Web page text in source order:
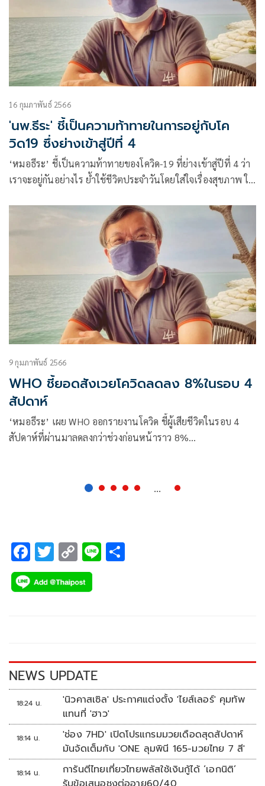
16 กุมภาพันธ์ 2566
'นพ.ธีระ' ชี้เป็นความท้าทายในการอยู่กับโค
วิด19 ซึ่งย่างเข้าสู่ปีที่ 4
‘หมอธีระ’ ชี้เป็นความท้าทายของโควิด-19 ที่ย่างเข้าสู่ปีที่ 4 ว่า
เราจะอยู่กันอย่างไร ย้ำใช้ชีวิตประจำวันโดยใส่ใจเรื่องสุขภาพ ใน
9 กุมภาพันธ์ 2566
WHO ชี้ยอดสังเวยโควิดลดลง 8%ในรอบ 4
สัปดาห์
‘หมอธีระ’ เผย WHO ออกรายงานโควิด ชี้ผู้เสียชีวิตในรอบ 4
สัปดาห์ที่ผ่านมาลดลงกว่าช่วงก่อนหน้าราว 8%
...
F
ac
e
k
T
wi
tt
C
o
p
k
Li
NEWS UPDATE
18:24 น.
'นิวคาสเซิล' ประกาศแต่งตั้ง 'ไยส์เลอร์' คุมทัพ
แทนที่ 'ฮาว'
18:14 น.
'ช่อง 7HD' เปิดโปรแกรมมวยเดือดสุดสัปดาห์
มันจัดเต็มกับ 'ONE ลุมพินี 165-มวยไทย 7 สี'
18:14 น.
การันตีไทยเที่ยวไทยพลัสใช้เงินกู้ได้ ‘เอกนิติ’